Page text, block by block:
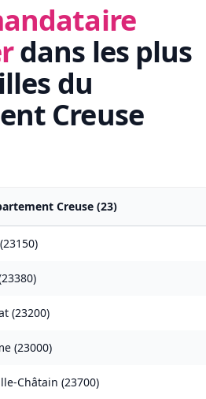
dans les plus
du
Creuse
Creuse (23)
(23150)
23380)
(23200)
(23000)
Châtain (23700)